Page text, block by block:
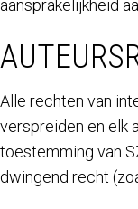
aansprakelijkheid
Alle rechten van
verspreiden en elk
toestemming van
dwingend recht